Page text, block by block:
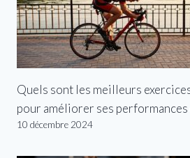
Quels sont les meilleurs
pour améliorer ses performances
10 décembre 2024